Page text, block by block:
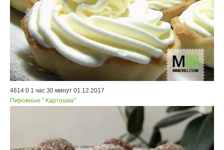
4614 0 1 час 30 минут 01.12.2017
Пирожные " Картошка"